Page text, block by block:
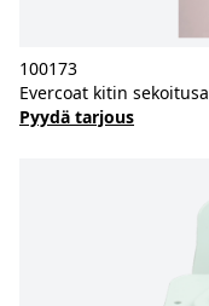
100173
Evercoat kitin
Pyydä tarjous